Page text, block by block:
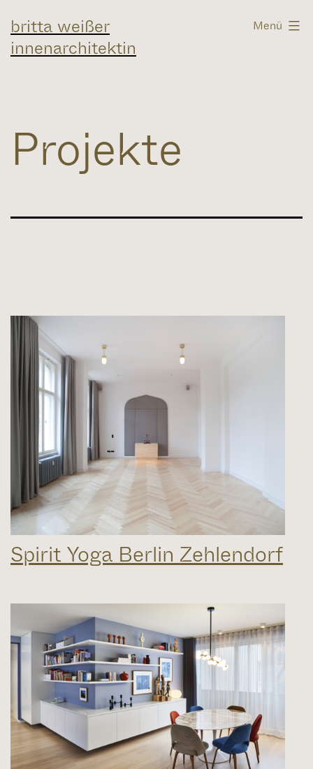
Inhalt
springen
britta weißer
innenarchitektin
Menü
Projekte
Spirit Yoga Berlin Zehlendorf